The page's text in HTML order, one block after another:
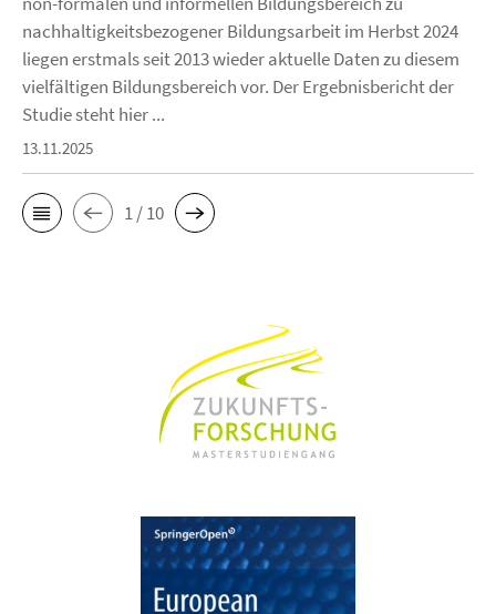
nachhaltigkeitsbezogener Bildungsarbeit im Herbst 2024
liegen erstmals seit 2013 wieder aktuelle Daten zu diesem
vielfältigen Bildungsbereich vor. Der Ergebnisbericht der
Studie steht hier ...
13.11.2025
1 / 10